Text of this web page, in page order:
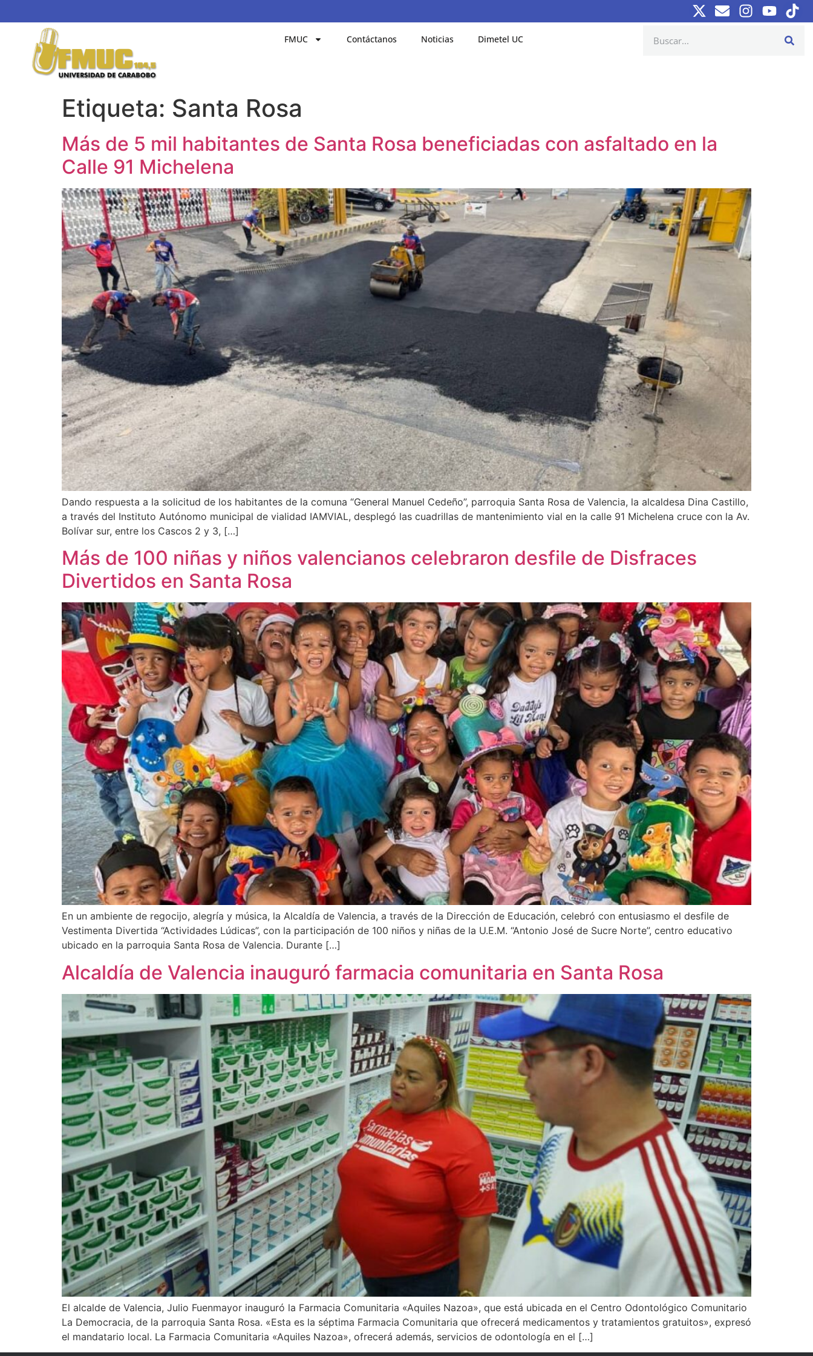
FMUC Contáctanos Noticias Dimetel UC
Etiqueta: Santa Rosa
Más de 5 mil habitantes de Santa Rosa beneficiadas con asfaltado en la
Calle 91 Michelena
Dando respuesta a la solicitud de los habitantes de la comuna “General Manuel Cedeño”, parroquia Santa Rosa de Valencia, la alcaldesa Dina Castillo,
a través del Instituto Autónomo municipal de vialidad IAMVIAL, desplegó las cuadrillas de mantenimiento vial en la calle 91 Michelena cruce con la Av.
Bolívar sur, entre los Cascos 2 y 3, […]
Más de 100 niñas y niños valencianos celebraron desfile de Disfraces
Divertidos en Santa Rosa
En un ambiente de regocijo, alegría y música, la Alcaldía de Valencia, a través de la Dirección de Educación, celebró con entusiasmo el desfile de
Vestimenta Divertida “Actividades Lúdicas”, con la participación de 100 niños y niñas de la U.E.M. “Antonio José de Sucre Norte”, centro educativo
ubicado en la parroquia Santa Rosa de Valencia. Durante […]
Alcaldía de Valencia inauguró farmacia comunitaria en Santa Rosa
El alcalde de Valencia, Julio Fuenmayor inauguró la Farmacia Comunitaria «Aquiles Nazoa», que está ubicada en el Centro Odontológico Comunitario
La Democracia, de la parroquia Santa Rosa. «Esta es la séptima Farmacia Comunitaria que ofrecerá medicamentos y tratamientos gratuitos», expresó
el mandatario local. La Farmacia Comunitaria «Aquiles Nazoa», ofrecerá además, servicios de odontología en el […]